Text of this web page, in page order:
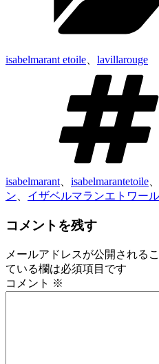
isabelmarant etoile
lavillarouge
isabelmarant
isabelmarantetoile
ン
イザベルマランエトワール
コメントを残す
メールアドレスが公開される
ている欄は必須項目です
コメント ※